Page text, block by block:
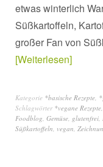
etwas winterlich
Süßkartoffeln,
großer Fan von
Weiterlesen
Kategorie *basische Rezepte
Schlagwörter *vegane Rezepte
Foodblog Gemüse glutenfrei
Süßkartoffeln vegan